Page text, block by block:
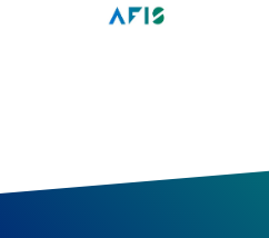
Panneau de gestion des cookies